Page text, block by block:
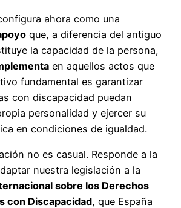
ahora como una
que, a diferencia del antiguo
la capacidad de la persona,
en aquellos actos que
fundamental es garantizar
con discapacidad puedan
personalidad y ejercer su
en condiciones de igualdad.
no es casual. Responde a la
nuestra legislación a la
sobre los Derechos
con Discapacidad, que España